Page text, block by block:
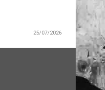
25/07/2026